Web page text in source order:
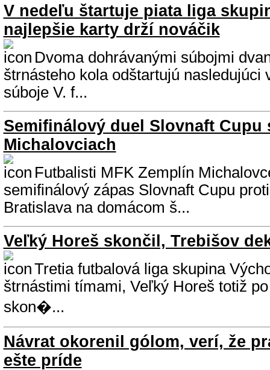
V nedeľu štartuje piata liga
najlepšie karty drží nováčik
Dvoma dohrávanými súbojmi
štrnásteho kola odštartujú nasledujúci
súboje V. f...
Semifinálový duel Slovnaft Cupu
Michalovciach
Futbalisti MFK Zemplín
semifinálový zápas Slovnaft Cupu
Bratislava na domácom š...
Veľký Horeš skončil, Trebišov
Tretia futbalová liga skupina
štrnástimi tímami, Veľký Horeš totiž
skon�...
Návrat okorenil gólom, verí, že
ešte príde